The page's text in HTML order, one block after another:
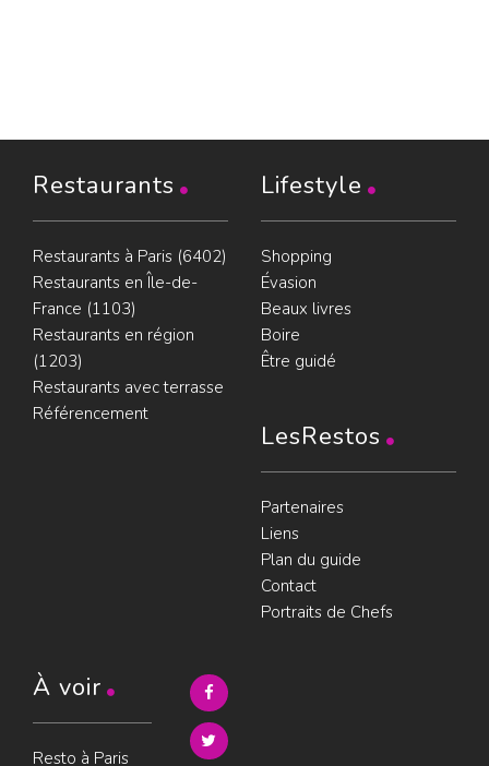
Restaurants
Restaurants à Paris (6402)
Restaurants en Île-de-
France (1103)
Restaurants en région
(1203)
Restaurants avec terrasse
Référencement
Lifestyle
Shopping
Évasion
Beaux livres
Boire
Être guidé
LesRestos
Partenaires
Liens
Plan du guide
Contact
Portraits de Chefs
À voir
Resto à Paris